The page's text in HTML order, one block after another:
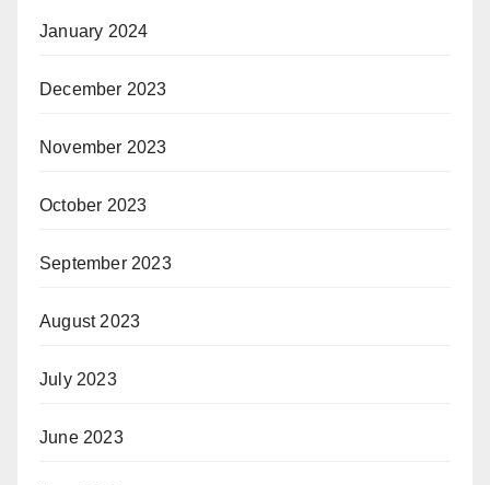
January 2024
December 2023
November 2023
October 2023
September 2023
August 2023
July 2023
June 2023